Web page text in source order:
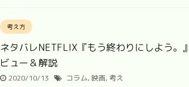
考え方
ネタバレNETFLIX『もう終わりにしよう。
ビュー＆解説
2020/10/13 コラム, 映画, 考え